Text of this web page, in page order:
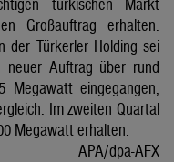
türkischen Markt
Großauftrag erhalten.
der Türkerler Holding sei
neuer Auftrag über rund
Megawatt eingegangen,
Im zweiten Quartal
Megawatt erhalten.
APA/dpa-AFX